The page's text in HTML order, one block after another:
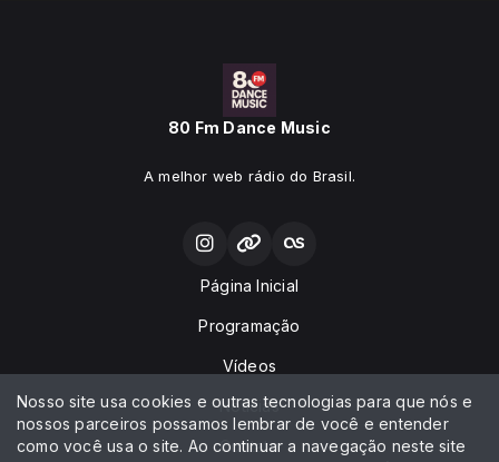
80 Fm Dance Music
A melhor web rádio do Brasil.
Página Inicial
Programação
Vídeos
Notícias
Contato
Nosso site usa cookies e outras tecnologias para que nós e
nossos parceiros possamos lembrar de você e entender
como você usa o site. Ao continuar a navegação neste site